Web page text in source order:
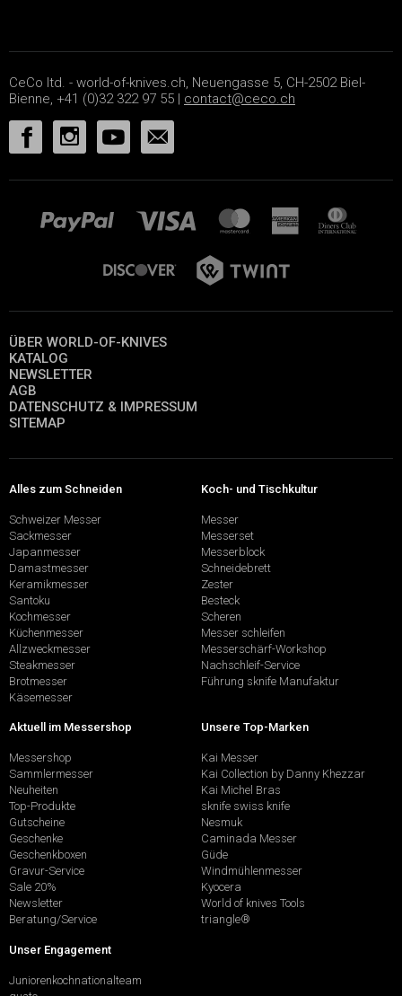
CeCo ltd. - world-of-knives.ch, Neuengasse 5, CH-2502 Biel-
Bienne, +41 (0)32 322 97 55 | contact@ceco.ch
ÜBER WORLD-OF-KNIVES
KATALOG
NEWSLETTER
AGB
DATENSCHUTZ & IMPRESSUM
SITEMAP
Alles zum Schneiden
Schweizer Messer
Sackmesser
Japanmesser
Damastmesser
Keramikmesser
Santoku
Kochmesser
Küchenmesser
Allzweckmesser
Steakmesser
Brotmesser
Käsemesser
Koch- und Tischkultur
Messer
Messerset
Messerblock
Schneidebrett
Zester
Besteck
Scheren
Messer schleifen
Messerschärf-Workshop
Nachschleif-Service
Führung sknife Manufaktur
Aktuell im Messershop
Messershop
Sammlermesser
Neuheiten
Top-Produkte
Gutscheine
Geschenke
Geschenkboxen
Gravur-Service
Sale 20%
Newsletter
Beratung/Service
Unsere Top-Marken
Kai Messer
Kai Collection by Danny Khezzar
Kai Michel Bras
sknife swiss knife
Nesmuk
Caminada Messer
Güde
Windmühlenmesser
Kyocera
World of knives Tools
triangle®
Unser Engagement
Juniorenkochnationalteam